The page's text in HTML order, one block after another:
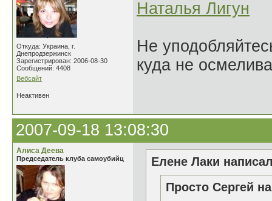
Откуда: Украина, г.
Днепродзержинск
Зарегистрирован: 2006-08-30
Сообщений: 4408
Вебсайт
Наталья Лигун
Не
куда не
Неактивен
2007-09-18 13:08:30
Алиса Деева
Председатель клуба самоубийц
Елене Лаки
Просто Сергей